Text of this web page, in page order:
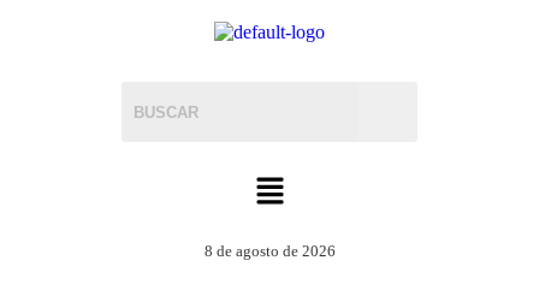
8 de agosto de 2026